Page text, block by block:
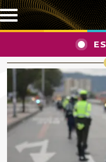
Pasar al contenido